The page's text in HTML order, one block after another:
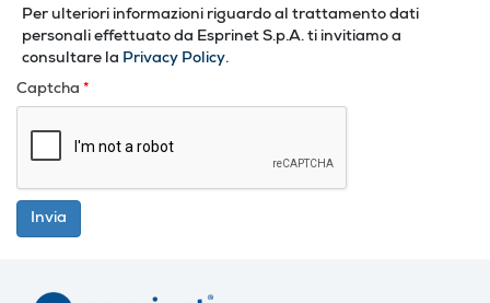
Per ulteriori informazioni riguardo al trattamento dati
personali effettuato da Esprinet S.p.A. ti invitiamo a
consultare la Privacy Policy.
Captcha *
Invia